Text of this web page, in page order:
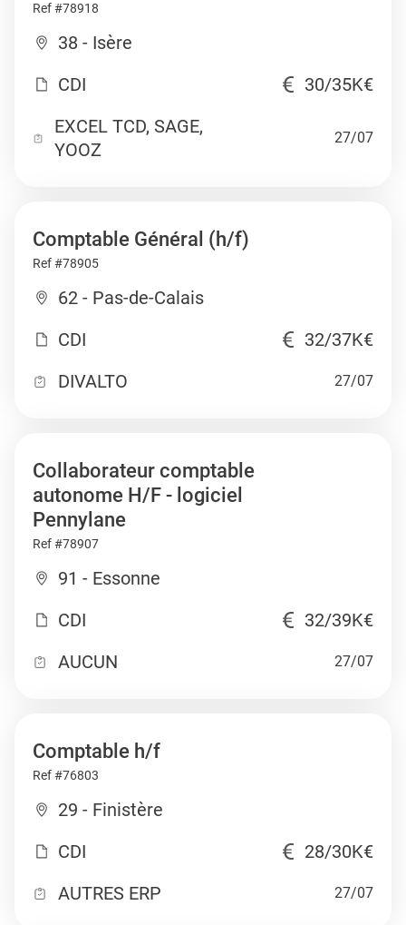
Ref #78918
38 - Isère
CDI
30/35K€
EXCEL TCD, SAGE,
YOOZ
27/07
Comptable Général (h/f)
Ref #78905
62 - Pas-de-Calais
CDI
32/37K€
DIVALTO
27/07
Collaborateur comptable
autonome H/F - logiciel
Pennylane
Ref #78907
91 - Essonne
CDI
32/39K€
AUCUN
27/07
Comptable h/f
Ref #76803
29 - Finistère
CDI
28/30K€
AUTRES ERP
27/07